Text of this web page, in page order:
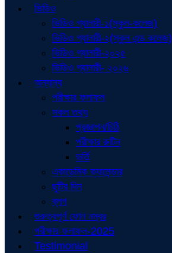
ভিডিও
ভিডিও গ্যালারী-১(স্কুল-কলেজ)
ভিডিও গ্যালারী-২(স্কুল এন্ড কলেজ)
ভিডিও গ্যালারী-২০২৫
ভিডিও গ্যালারী- ২০২৬
অন্যান্য
পরীক্ষার ফলাফল
সকল তথ্য
প্রজ্ঞাপন/চিঠি
পরীক্ষার রুটিন
ভর্তি
একাডেমিক ক্যালেন্ডার
ছুটির দিন
ব্লগ
গুরুত্বপূর্ণ ফোন নম্বর
পরীক্ষার ফলাফল-2025
Testimonial